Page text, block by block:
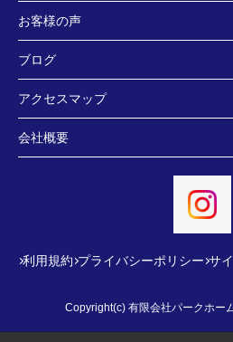
お客様の声
ブログ
アクセスマップ
会社概要
利用規約 プライバシーポリシー サ
Copyright(c) 有限会社パークホー